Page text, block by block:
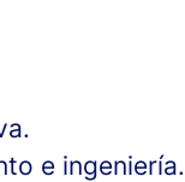
e ingeniería.